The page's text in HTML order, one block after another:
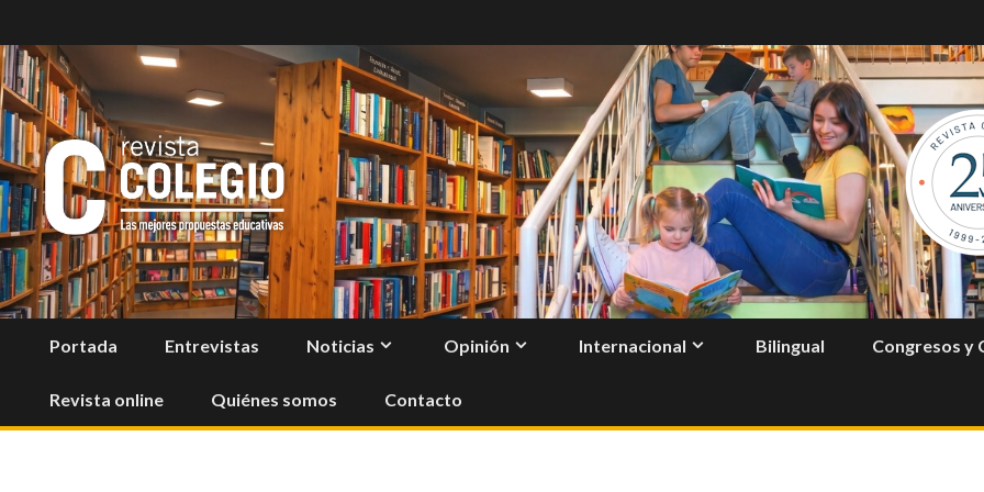
to
content
Portada Entrevistas Noticias Opinión Internacional Bilingual Congresos y
Revista online Quiénes somos Contacto